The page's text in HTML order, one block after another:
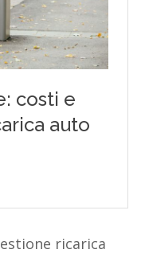
ricarica